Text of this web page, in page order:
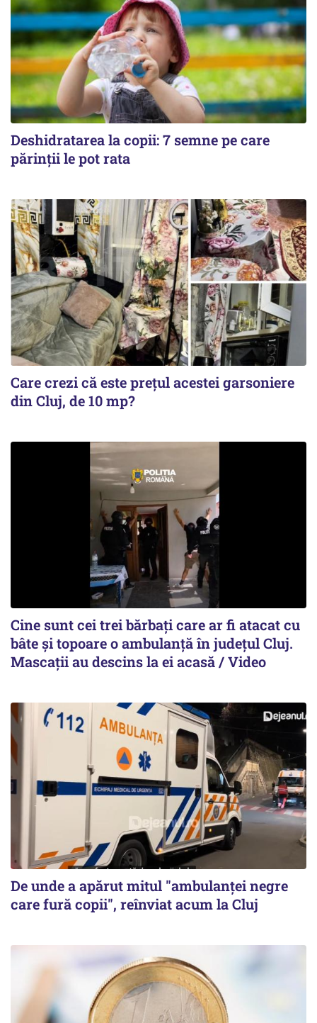
Deshidratarea la copii: 7 semne pe care
părinții le pot rata
Care crezi că este prețul acestei garsoniere
din Cluj, de 10 mp?
Cine sunt cei trei bărbați care ar fi atacat cu
bâte și topoare o ambulanță în județul Cluj.
Mascații au descins la ei acasă / Video
De unde a apărut mitul "ambulanței negre
care fură copii", reînviat acum la Cluj